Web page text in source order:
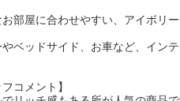
お部屋に合わせやすい、アイボリ
やベッドサイド、お車など、イン
フコメント】